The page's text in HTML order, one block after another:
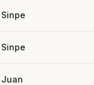
Sinpe
Sinpe
Juan